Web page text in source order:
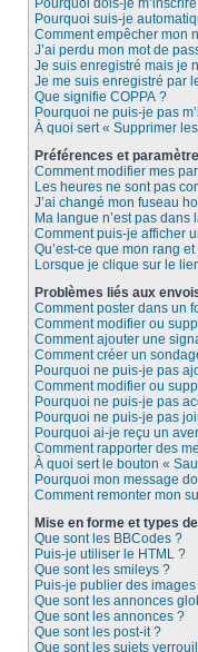
Pourquoi dois-je
Pourquoi suis-je
Comment empêcher mon
J’ai perdu mon mot de
Je suis enregistré mais je
Je me suis enregistré par
Que signifie COPPA ?
Pourquoi ne puis-je pas
À quoi sert « Supprimer
Préférences et
Comment modifier mes
Les heures ne sont pas
J’ai changé mon fuseau
Ma langue n’est pas dans
Comment puis-je afficher
Qu’est-ce que mon rang
Lorsque je clique sur le
Problèmes liés aux
Comment poster dans un
Comment modifier ou
Comment ajouter une
Comment créer un
Pourquoi ne puis-je pas
Comment modifier ou
Pourquoi ne puis-je pas
Pourquoi ne puis-je pas
Pourquoi ai-je reçu un
Comment rapporter des
À quoi sert le bouton «
Pourquoi mon message
Comment remonter mon
Mise en forme et types
Que sont les BBCodes ?
Puis-je utiliser le HTML ?
Que sont les smileys ?
Puis-je publier des images
Que sont les annonces
Que sont les annonces ?
Que sont les post-it ?
Que sont les sujets